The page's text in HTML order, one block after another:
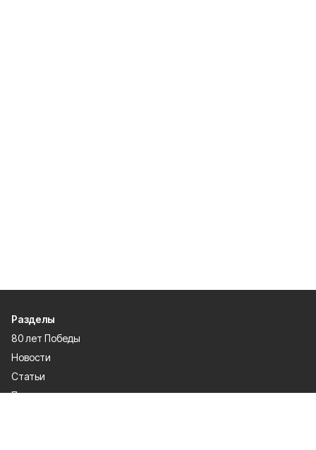
Разделы
80 лет Победы
Новости
Статьи
Происшествия